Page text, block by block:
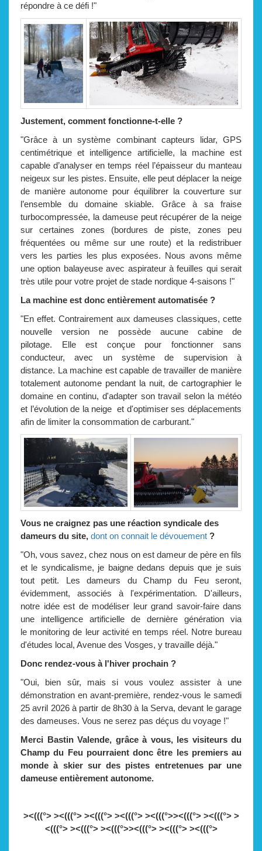
répondre à ce défi !"
Justement, comment fonctionne-t-elle ?
"Grâce à un système combinant capteurs lidar, GPS
centimétrique et intelligence artificielle, la machine est
capable d’analyser en temps réel l’épaisseur du manteau
neigeux sur les pistes. Ensuite, elle peut déplacer la neige
de manière autonome pour équilibrer la couverture sur
l’ensemble du domaine skiable. Grâce à sa fraise
turbocompressée, la dameuse peut récupérer de la neige
sur certaines zones (bordures de piste, zones peu
fréquentées ou même sur une route) et la redistribuer
vers les parties les plus exposées. Nous avons même
une option balayeuse avec aspirateur à feuilles qui serait
très utile pour votre projet de stade nordique 4-saisons !"
La machine est donc entièrement automatisée ?
"En effet. Contrairement aux dameuses classiques, cette
nouvelle version ne possède aucune cabine de
pilotage. Elle est conçue pour fonctionner sans
conducteur, avec un système de supervision à
distance. La machine est capable de travailler de manière
totalement autonome pendant la nuit, de cartographier le
domaine en continu, d'adapter son travail selon la météo
et l’évolution de la neige et d'optimiser ses déplacements
afin de limiter la consommation de carburant."
Vous ne craignez pas une réaction syndicale des
dameurs du site, dont on connait le dévouement ?
"Oh, vous savez, chez nous on est dameur de père en fils
et le syndicalisme, je baigne dedans depuis que je suis
tout petit. Les dameurs du Champ du Feu seront,
évidemment, associés à l'expérimentation. D'ailleurs,
notre idée est de modéliser leur grand savoir-faire dans
une intelligence artificielle de dernière génération via
le monitoring de leur activité en temps réel. Notre bureau
d'études local, Avenue des Vosges, y travaille déjà."
Donc rendez-vous à l'hiver prochain ?
"Oui, bien sûr, mais si vous voulez assister à une
démonstration en avant-première, rendez-vous le samedi
25 avril 2026 à partir de 8h30 à la Serva, devant le garage
des dameuses. Vous ne serez pas déçus du voyage !"
Merci Bastin Valende, grâce à vous, les visiteurs du
Champ du Feu pourraient donc être les premiers au
monde à skier sur des pistes entretenues par une
dameuse entièrement autonome.
><(((°> ><(((°> ><(((°> ><(((°> ><(((°>><(((°> ><(((°> >
<(((°> ><(((°> ><(((°>><(((°> ><(((°> ><(((°>